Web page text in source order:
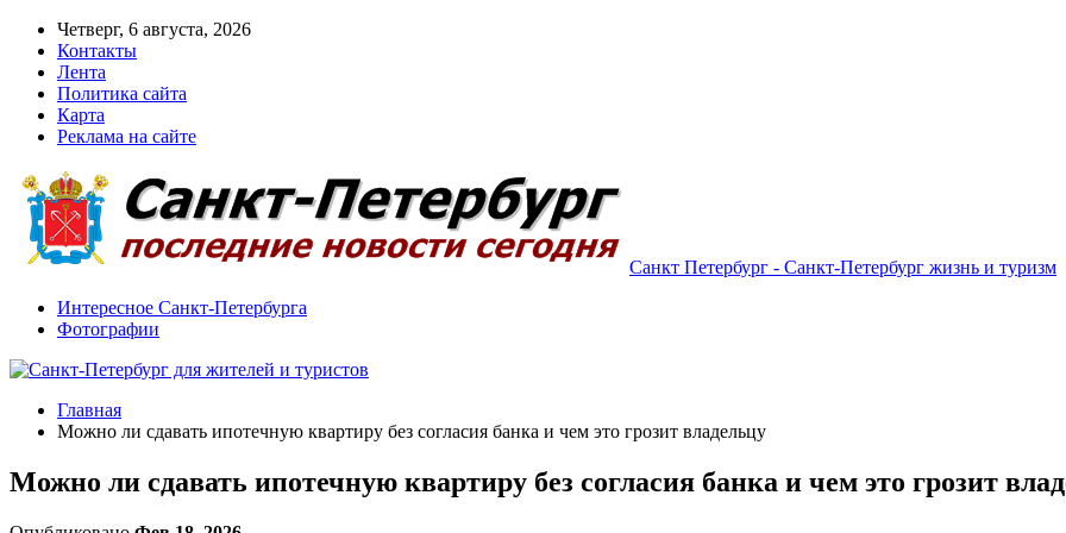
Четверг, 6 августа, 2026
Контакты
Лента
Политика сайта
Карта
Реклама на сайте
Санкт Петербург - Санкт-Петербург жизнь и туризм
Интересное Санкт-Петербурга
Фотографии
Главная
Можно ли сдавать ипотечную квартиру без согласия банка и чем это грозит владельцу
Можно ли сдавать ипотечную квартиру без согласия банка и чем это грозит